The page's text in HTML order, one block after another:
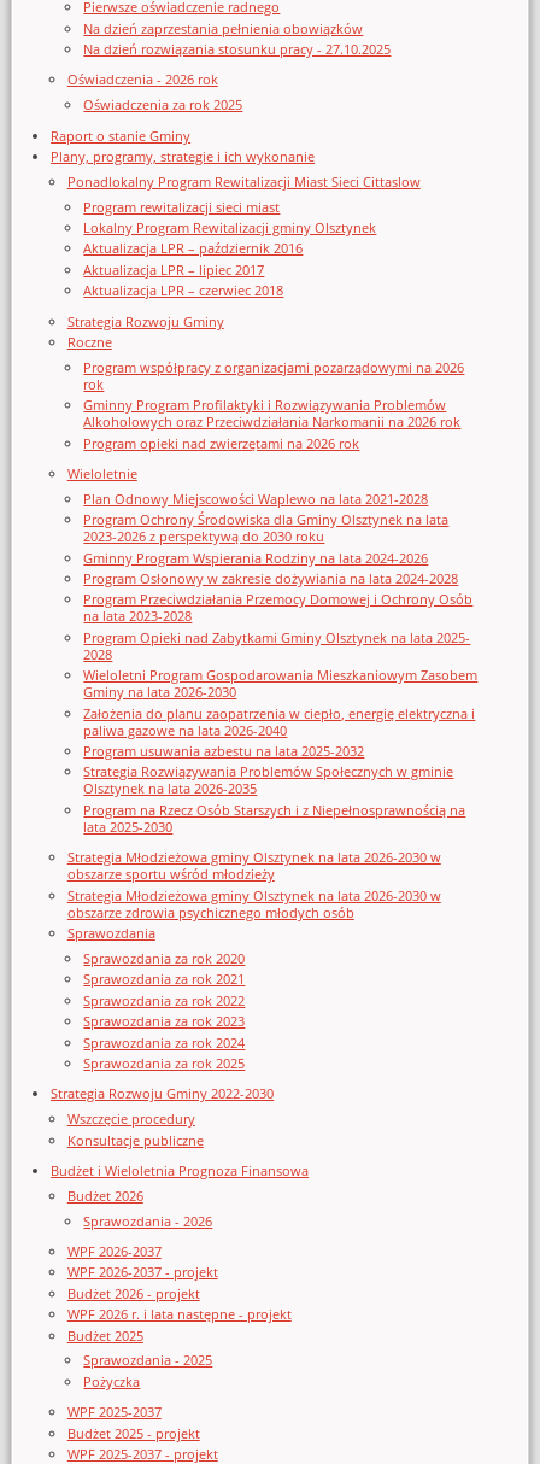
Pierwsze oświadczenie radnego
Na dzień zaprzestania pełnienia obowiązków
Na dzień rozwiązania stosunku pracy - 27.10.2025
Oświadczenia - 2026 rok
Oświadczenia za rok 2025
Raport o stanie Gminy
Plany, programy, strategie i ich wykonanie
Ponadlokalny Program Rewitalizacji Miast Sieci Cittaslow
Program rewitalizacji sieci miast
Lokalny Program Rewitalizacji gminy Olsztynek
Aktualizacja LPR – październik 2016
Aktualizacja LPR – lipiec 2017
Aktualizacja LPR – czerwiec 2018
Strategia Rozwoju Gminy
Roczne
Program współpracy z organizacjami pozarządowymi na 2026
rok
Gminny Program Profilaktyki i Rozwiązywania Problemów
Alkoholowych oraz Przeciwdziałania Narkomanii na 2026 rok
Program opieki nad zwierzętami na 2026 rok
Wieloletnie
Plan Odnowy Miejscowości Waplewo na lata 2021-2028
Program Ochrony Środowiska dla Gminy Olsztynek na lata
2023-2026 z perspektywą do 2030 roku
Gminny Program Wspierania Rodziny na lata 2024-2026
Program Osłonowy w zakresie dożywiania na lata 2024-2028
Program Przeciwdziałania Przemocy Domowej i Ochrony Osób
na lata 2023-2028
Program Opieki nad Zabytkami Gminy Olsztynek na lata 2025-
2028
Wieloletni Program Gospodarowania Mieszkaniowym Zasobem
Gminy na lata 2026-2030
Założenia do planu zaopatrzenia w ciepło, energię elektryczna i
paliwa gazowe na lata 2026-2040
Program usuwania azbestu na lata 2025-2032
Strategia Rozwiązywania Problemów Społecznych w gminie
Olsztynek na lata 2026-2035
Program na Rzecz Osób Starszych i z Niepełnosprawnością na
lata 2025-2030
Strategia Młodzieżowa gminy Olsztynek na lata 2026-2030 w
obszarze sportu wśród młodzieży
Strategia Młodzieżowa gminy Olsztynek na lata 2026-2030 w
obszarze zdrowia psychicznego młodych osób
Sprawozdania
Sprawozdania za rok 2020
Sprawozdania za rok 2021
Sprawozdania za rok 2022
Sprawozdania za rok 2023
Sprawozdania za rok 2024
Sprawozdania za rok 2025
Strategia Rozwoju Gminy 2022-2030
Wszczęcie procedury
Konsultacje publiczne
Budżet i Wieloletnia Prognoza Finansowa
Budżet 2026
Sprawozdania - 2026
WPF 2026-2037
WPF 2026-2037 - projekt
Budżet 2026 - projekt
WPF 2026 r. i lata następne - projekt
Budżet 2025
Sprawozdania - 2025
Pożyczka
WPF 2025-2037
Budżet 2025 - projekt
WPF 2025-2037 - projekt